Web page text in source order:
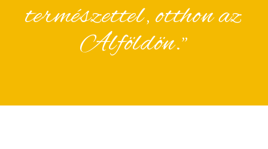
természettel, otthon az
Alföldön.”